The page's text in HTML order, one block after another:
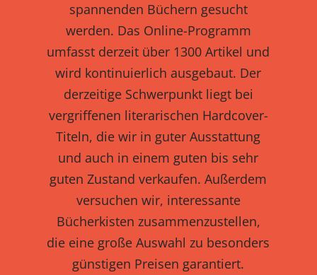
spannenden Büchern gesucht
werden. Das Online-Programm
umfasst derzeit über 1300 Artikel und
wird kontinuierlich ausgebaut. Der
derzeitige Schwerpunkt liegt bei
vergriffenen literarischen Hardcover-
Titeln, die wir in guter Ausstattung
und auch in einem guten bis sehr
guten Zustand verkaufen. Außerdem
versuchen wir, interessante
Bücherkisten zusammenzustellen,
die eine große Auswahl zu besonders
günstigen Preisen garantiert.